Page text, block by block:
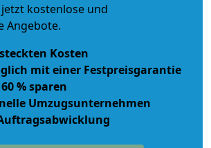
jetzt kostenlose und
Angebote.
Kosten
mit einer Festpreisgarantie
% sparen
Umzugsunternehmen